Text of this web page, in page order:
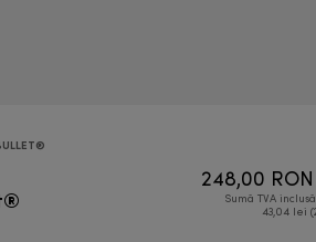
248,00 RON
Sumă TVA
43,04 lei